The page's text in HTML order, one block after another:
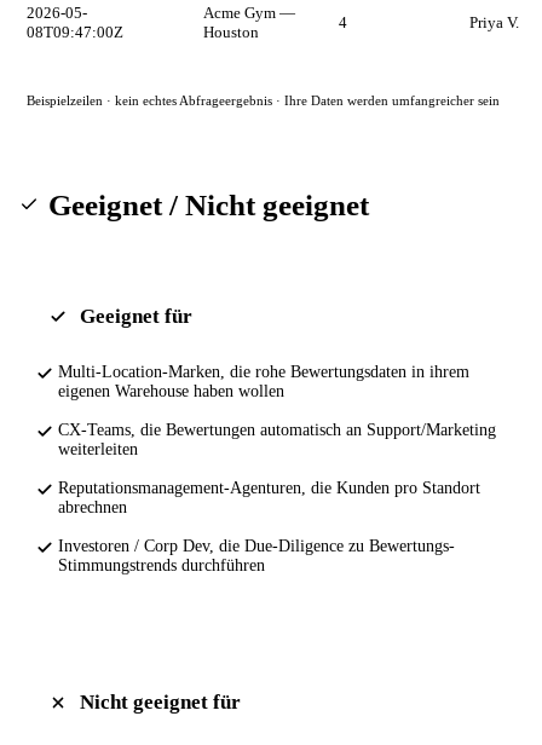
2026-05-
08T09:47:00Z
Acme Gym —
Houston
4 Priya V.
Beispielzeilen · kein echtes Abfrageergebnis · Ihre Daten werden umfangreicher sein
Geeignet / Nicht geeignet
Geeignet für
Multi-Location-Marken, die rohe Bewertungsdaten in ihrem
eigenen Warehouse haben wollen
CX-Teams, die Bewertungen automatisch an Support/Marketing
weiterleiten
Reputationsmanagement-Agenturen, die Kunden pro Standort
abrechnen
Investoren / Corp Dev, die Due-Diligence zu Bewertungs-
Stimmungstrends durchführen
Nicht geeignet für